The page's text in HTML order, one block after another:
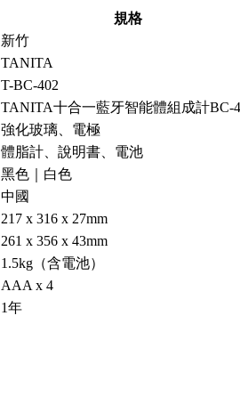
規格
新竹
TANITA
T-BC-402
TANITA十合一藍牙智能體組成計BC-
強化玻璃、電極
體脂計、說明書、電池
黑色｜白色
中國
217 x 316 x 27mm
261 x 356 x 43mm
1.5kg（含電池）
AAA x 4
1年